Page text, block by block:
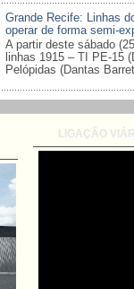
Grande Recife: Linhas
operar de forma semi-
A partir deste sábado
linhas 1915 – TI PE-15
Pelópidas (Dantas
LIGAÇÃO